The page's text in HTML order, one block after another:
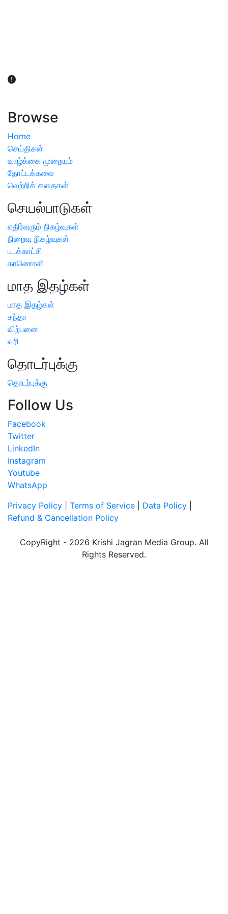
Browse
Home
செய்திகள்
வாழ்க்கை முறையும்
தோட்டக்கலை
வெற்றிக் கதைகள்
செயல்பாடுகள்
எதிர்வரும் நிகழ்வுகள்
நிறைவு நிகழ்வுகள்
படக்காட்சி
காணொளி
மாத இதழ்கள்
மாத இதழ்கள்
சந்தா
விற்பனை
வரி
தொடர்புக்கு
தொடர்புக்கு
Follow Us
Facebook
Twitter
LinkedIn
Instagram
Youtube
WhatsApp
Privacy Policy
Terms of Service Data Policy
Refund & Cancellation Policy
CopyRight - 2026 Krishi Jagran Media Group. All
Rights Reserved.